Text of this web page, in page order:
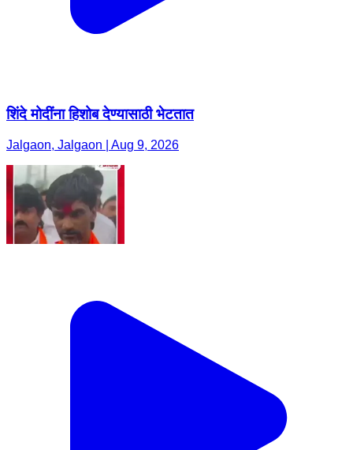
शिंदे मोदींना हिशोब देण्यासाठी भेटतात
Jalgaon, Jalgaon | Aug 9, 2026